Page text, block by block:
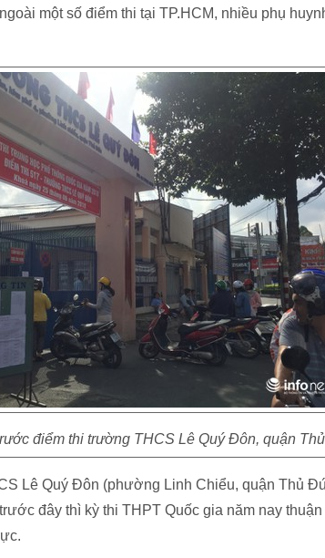
một số điểm thi tại TP.HCM, nhiều phụ
điểm thi trường THCS Lê Quý Đôn, quận
Lê Quý Đôn (phường Linh Chiểu, quận Thủ
đây thì kỳ thi THPT Quốc gia năm nay